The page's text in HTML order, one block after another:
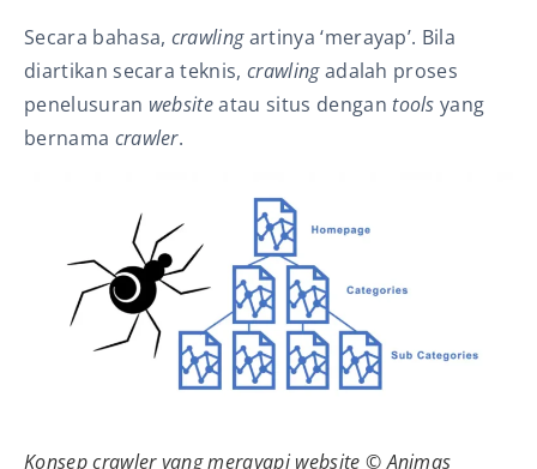
Secara bahasa, crawlingartinya ‘merayap’. Bila
diartikan secara teknis,crawlingadalah proses
penelusuran websiteatau situs dengan tools yang
bernama crawler.
Konsepcrawleryang merayapi website © Animas